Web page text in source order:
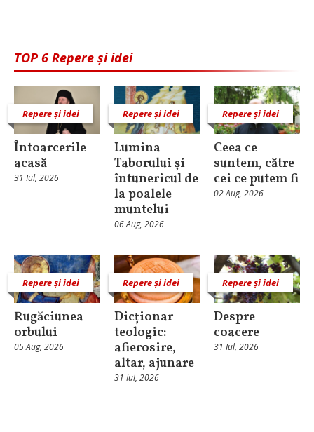
TOP 6 Repere și idei
Repere și idei
Întoarcerile
acasă
31 Iul, 2026
Repere și idei
Lumina
Taborului și
întunericul de
la poalele
muntelui
06 Aug, 2026
Repere și idei
Ceea ce
suntem, către
cei ce putem fi
02 Aug, 2026
Repere și idei
Rugăciunea
orbului
05 Aug, 2026
Repere și idei
Dicționar
teologic:
afierosire,
altar, ajunare
31 Iul, 2026
Repere și idei
Despre
coacere
31 Iul, 2026